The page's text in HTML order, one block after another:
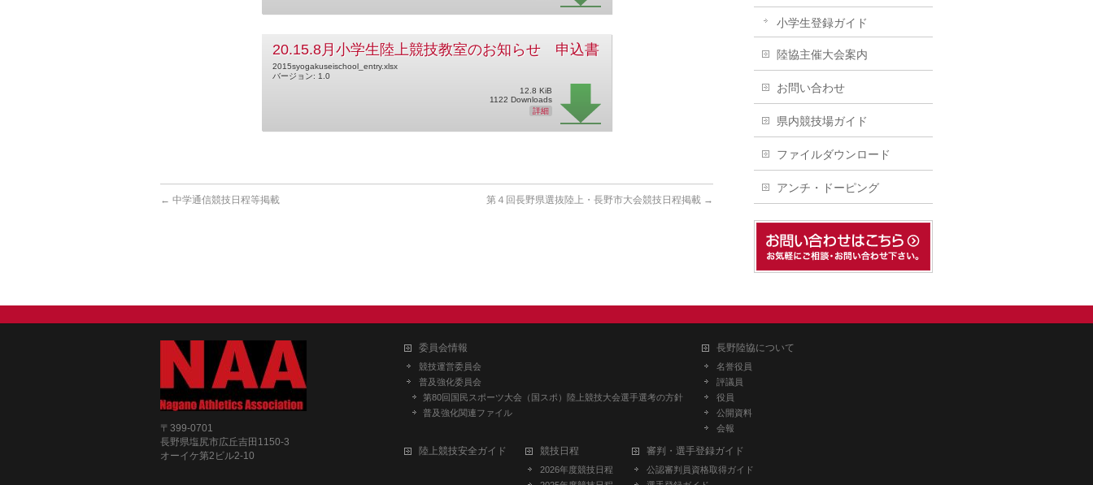
20.15.8月小学生陸上競技教室のお知らせ 申込書
2015syogakuseischool_entry.xlsx
バージョン: 1.0
12.8 KiB
1122 Downloads
詳細
← 中学通信競技日程等掲載 第４回長野県選抜陸上・長野市大会競技日程掲載 →
小学生登録ガイド
陸協主催大会案内
お問い合わせ
県内競技場ガイド
ファイルダウンロード
アンチ・ドーピング
〒399-0701
長野県塩尻市広丘吉田1150-3
オーイケ第2ビル2-10
委員会情報
競技運営委員会
普及強化委員会
第80回国民スポーツ大会（国スポ）陸上競技大会選手選考の方針
普及強化関連ファイル
長野陸協について
名誉役員
評議員
役員
公開資料
会報
陸上競技安全ガイド 競技日程
2026年度競技日程
審判・選手登録ガイド
公認審判員資格取得ガイド